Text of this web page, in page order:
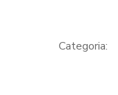
Categoria: